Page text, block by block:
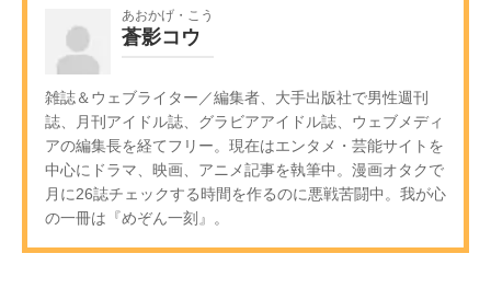
あおかげ・こう
蒼影コウ
雑誌＆ウェブライター／編集者、大手出版社で男性週刊
誌、月刊アイドル誌、グラビアアイドル誌、ウェブメディ
アの編集長を経てフリー。現在はエンタメ・芸能サイトを
中心にドラマ、映画、アニメ記事を執筆中。漫画オタクで
月に26誌チェックする時間を作るのに悪戦苦闘中。我が心
の一冊は『めぞん一刻』。